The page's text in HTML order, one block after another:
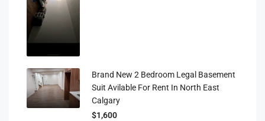
Brand New 2 Bedroom Legal Basement
Suit Avilable For Rent In North East
Calgary
$1,600